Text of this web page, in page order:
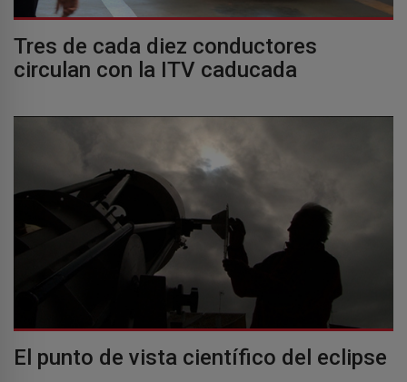
Tres de cada diez conductores
circulan con la ITV caducada
El punto de vista científico del eclipse